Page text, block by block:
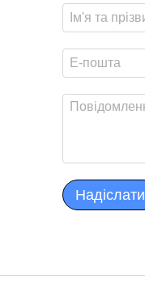
Надіслати